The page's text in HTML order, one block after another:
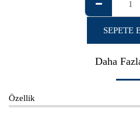
SEPETE
Daha
Özellik